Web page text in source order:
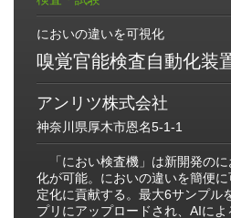
においの違いを可視化
嗅覚官能検査自動化装
アンリツ株式会社
神奈川県厚木市恩名5-1-1
「におい検査機」は新開発のに
化が可能。においの違いを簡便
定化に貢献する。最大6サンプル
プリにアップロードされ、AIに